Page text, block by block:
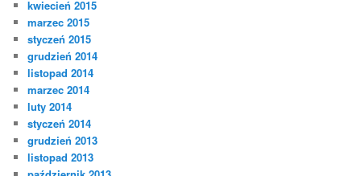
kwiecień 2015
marzec 2015
styczeń 2015
grudzień 2014
listopad 2014
marzec 2014
luty 2014
styczeń 2014
grudzień 2013
listopad 2013